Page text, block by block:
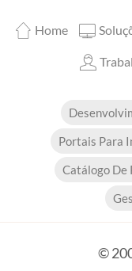
Home
Portais Para
Catálogo De
©